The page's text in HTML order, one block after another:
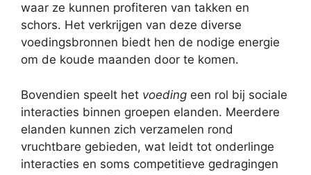
waar ze kunnen profiteren van takken en
schors. Het verkrijgen van deze diverse
voedingsbronnen biedt hen de nodige energie
om de koude maanden door te komen.
Bovendien speelt het voeding een rol bij sociale
interacties binnen groepen elanden. Meerdere
elanden kunnen zich verzamelen rond
vruchtbare gebieden, wat leidt tot onderlinge
interacties en soms competitieve gedragingen